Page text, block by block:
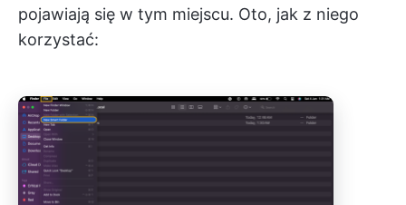
pojawiają się w tym miejscu. Oto, jak z niego
korzystać: